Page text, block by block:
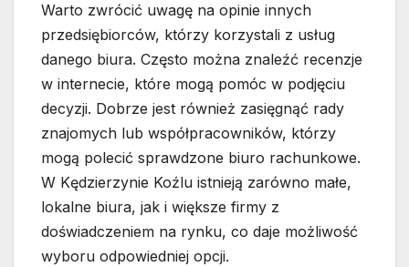
Warto zwrócić uwagę na opinie innych
przedsiębiorców, którzy korzystali z usług
danego biura. Często można znaleźć recenzje
w internecie, które mogą pomóc w podjęciu
decyzji. Dobrze jest również zasięgnąć rady
znajomych lub współpracowników, którzy
mogą polecić sprawdzone biuro rachunkowe.
W Kędzierzynie Koźlu istnieją zarówno małe,
lokalne biura, jak i większe firmy z
doświadczeniem na rynku, co daje możliwość
wyboru odpowiedniej opcji.